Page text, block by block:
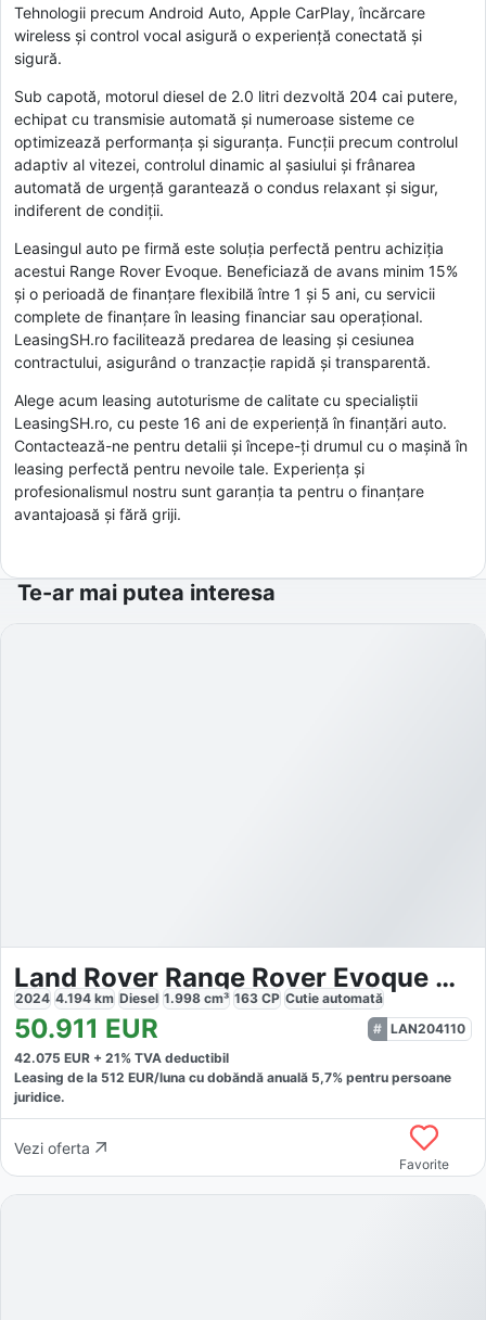
Tehnologii precum Android Auto, Apple CarPlay, încărcare
wireless și control vocal asigură o experiență conectată și
sigură.
Sub capotă, motorul diesel de 2.0 litri dezvoltă 204 cai putere,
echipat cu transmisie automată și numeroase sisteme ce
optimizează performanța și siguranța. Funcții precum controlul
adaptiv al vitezei, controlul dinamic al șasiului și frânarea
automată de urgență garantează o condus relaxant și sigur,
indiferent de condiții.
Leasingul auto pe firmă este soluția perfectă pentru achiziția
acestui Range Rover Evoque. Beneficiază de avans minim 15%
și o perioadă de finanțare flexibilă între 1 și 5 ani, cu servicii
complete de finanțare în leasing financiar sau operațional.
LeasingSH.ro facilitează predarea de leasing și cesiunea
contractului, asigurând o tranzacție rapidă și transparentă.
Alege acum leasing autoturisme de calitate cu specialiștii
LeasingSH.ro, cu peste 16 ani de experiență în finanțări auto.
Contactează-ne pentru detalii și începe-ți drumul cu o mașină în
leasing perfectă pentru nevoile tale. Experiența și
profesionalismul nostru sunt garanția ta pentru o finanțare
avantajoasă și fără griji.
Te-ar mai putea interesa
Land Rover Range Rover Evoque D165 Dyn. SE 18 HUD
2024 4.194 km Diesel 1.998 cm³ 163 CP Cutie automată
50.911 EUR
LAN204110
42.075 EUR + 21% TVA deductibil
Leasing de la 512 EUR/luna cu dobăndă anuală 5,7% pentru persoane
juridice.
Vezi oferta
Favorite